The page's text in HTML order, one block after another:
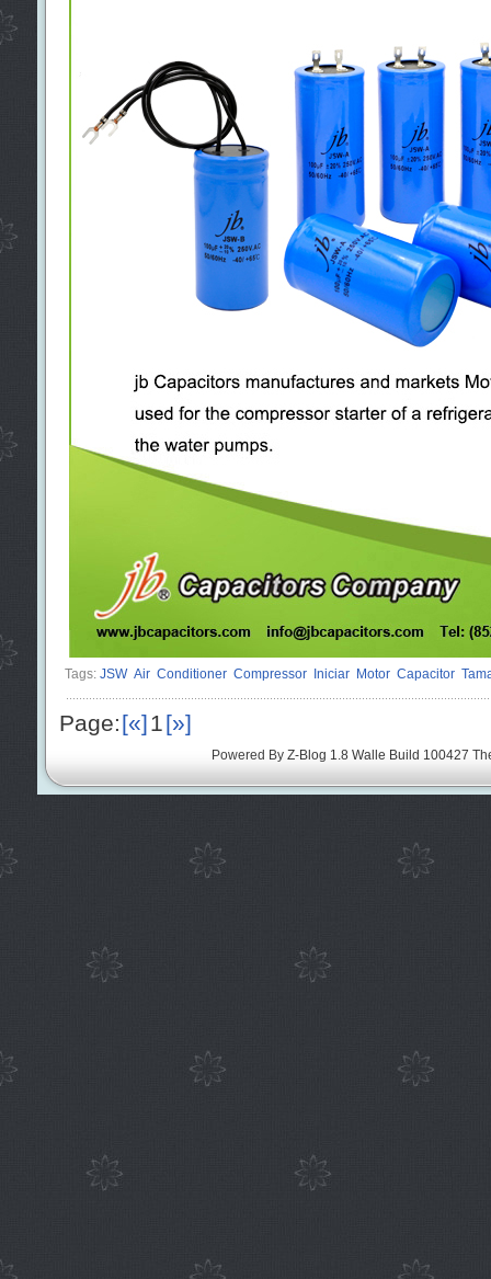
Tags: JSW Air Conditioner Compressor Iniciar Motor Capacitor
Page:[«]1[»]
Powered By Z-Blog 1.8 Walle Build 100427